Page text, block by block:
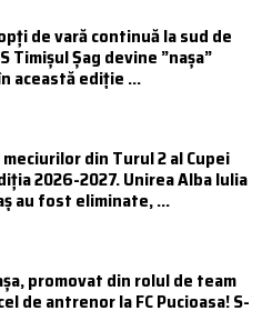
de vară continuă la sud de
Timișul Șag devine ”nașa”
această ediție ...
din Turul 2 al Cupei
2026-2027. Unirea Alba Iulia
au fost eliminate, ...
promovat din rolul de team
de antrenor la FC Pucioasa! S-